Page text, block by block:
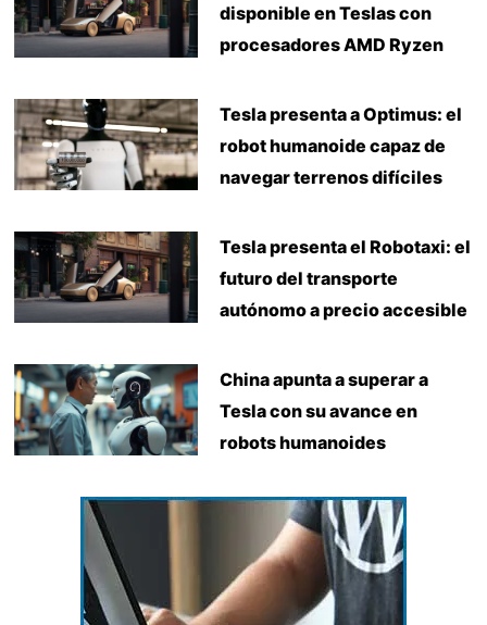
disponible en Teslas con
procesadores AMD Ryzen
Tesla presenta a Optimus: el
robot humanoide capaz de
navegar terrenos difíciles
Tesla presenta el Robotaxi: el
futuro del transporte
autónomo a precio accesible
China apunta a superar a
Tesla con su avance en
robots humanoides